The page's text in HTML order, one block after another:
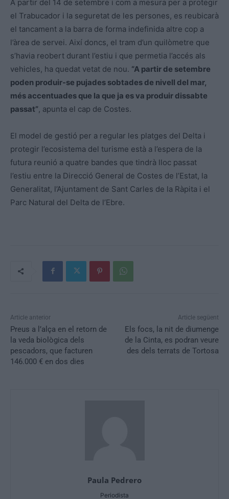
A partir del 14 de setembre i com a mesura per a protegir
el Trabucador i la seguretat de les persones, es reubicarà
el tancament a la barra de forma indefinida altre cop a
l’àrea de servei. Així doncs, el tram d’un quilòmetre que
s’havia reobert durant l’estiu i que permetia l’accés als
vehicles, ha quedat vetat de nou. “A partir de setembre
poden produir-se pujades sobtades de nivell del mar,
més accentuades que la que ja es va produir dissabte
passat”, apunta el cap de Costes.
El model de gestió per a regular les platges del Delta i
protegir l’ecosistema del turisme està a l’espera de la
futura reunió a quatre bandes que tindrà lloc passat
l’estiu entre la Direcció General de Costes de l’Estat, la
Generalitat, l’Ajuntament de Sant Carles de la Ràpita i el
Parc Natural del Delta de l’Ebre.
Article anterior
Preus a l’alça en el retorn de
la veda biològica dels
pescadors, que facturen
146.000 € en dos dies
Article següent
Els focs, la nit de diumenge
de la Cinta, es podran veure
des dels terrats de Tortosa
Paula Pedrero
Periodista